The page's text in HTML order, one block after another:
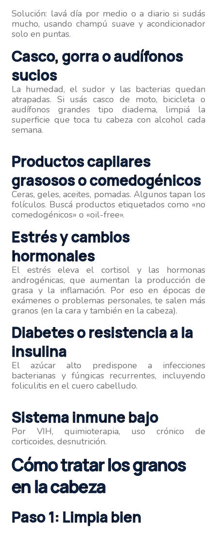
Solución: lavá día por medio o a diario si sudás
mucho, usando champú suave y acondicionador
solo en puntas.
Casco, gorra o audífonos
sucios
La humedad, el sudor y las bacterias quedan
atrapadas. Si usás casco de moto, bicicleta o
audífonos grandes tipo diadema, limpiá la
superficie que toca tu cabeza con alcohol cada
semana.
Productos capilares
grasosos o comedogénicos
Ceras, geles, aceites, pomadas. Algunos tapan los
folículos. Buscá productos etiquetados como «no
comedogénicos» o «oil-free».
Estrés y cambios
hormonales
El estrés eleva el cortisol y las hormonas
androgénicas, que aumentan la producción de
grasa y la inflamación. Por eso en épocas de
exámenes o problemas personales, te salen más
granos (en la cara y también en la cabeza).
Diabetes o resistencia a la
insulina
El azúcar alto predispone a infecciones
bacterianas y fúngicas recurrentes, incluyendo
foliculitis en el cuero cabelludo.
Sistema inmune bajo
Por VIH, quimioterapia, uso crónico de
corticoides, desnutrición.
Cómo tratar los granos
en la cabeza
Paso 1: Limpia bien